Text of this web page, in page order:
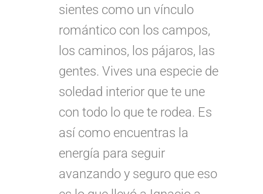
sientes como un vínculo
romántico con los campos,
los caminos, los pájaros, las
gentes. Vives una especie de
soledad interior que te une
con todo lo que te rodea. Es
así como encuentras la
energía para seguir
avanzando y seguro que eso